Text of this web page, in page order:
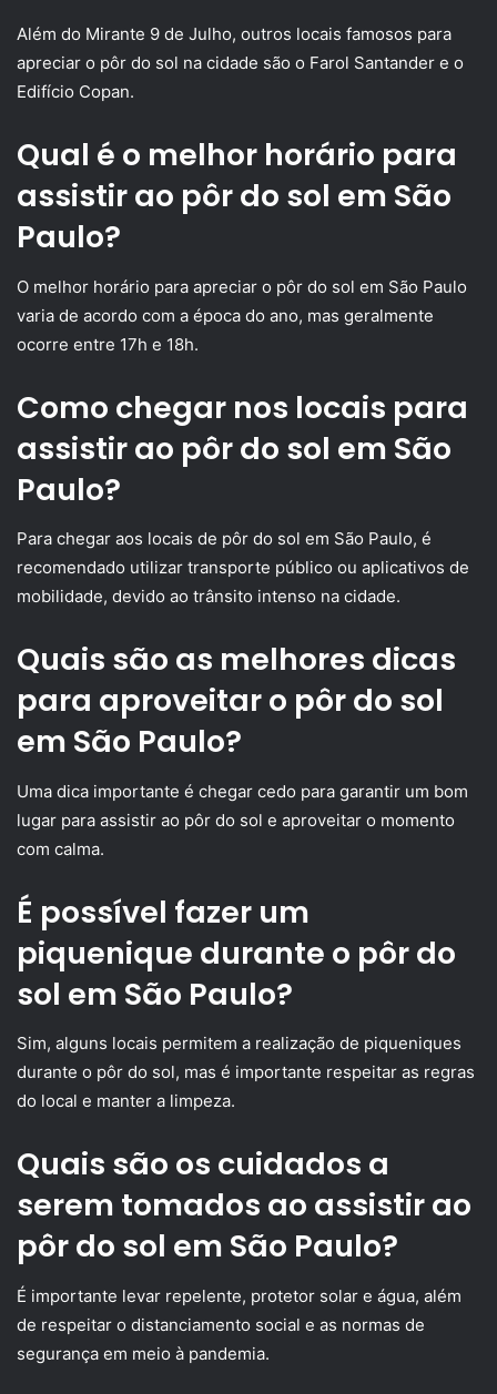
Além do Mirante 9 de Julho, outros locais famosos para
apreciar o pôr do sol na cidade são o Farol Santander e o
Edifício Copan.
Qual é o melhor horário para
assistir ao pôr do sol em São
Paulo?
O melhor horário para apreciar o pôr do sol em São Paulo
varia de acordo com a época do ano, mas geralmente
ocorre entre 17h e 18h.
Como chegar nos locais para
assistir ao pôr do sol em São
Paulo?
Para chegar aos locais de pôr do sol em São Paulo, é
recomendado utilizar transporte público ou aplicativos de
mobilidade, devido ao trânsito intenso na cidade.
Quais são as melhores dicas
para aproveitar o pôr do sol
em São Paulo?
Uma dica importante é chegar cedo para garantir um bom
lugar para assistir ao pôr do sol e aproveitar o momento
com calma.
É possível fazer um
piquenique durante o pôr do
sol em São Paulo?
Sim, alguns locais permitem a realização de piqueniques
durante o pôr do sol, mas é importante respeitar as regras
do local e manter a limpeza.
Quais são os cuidados a
serem tomados ao assistir ao
pôr do sol em São Paulo?
É importante levar repelente, protetor solar e água, além
de respeitar o distanciamento social e as normas de
segurança em meio à pandemia.